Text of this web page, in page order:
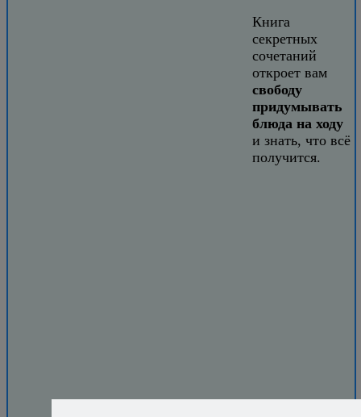
Книга
секретных
сочетаний
откроет вам
свободу
придумывать
блюда на ходу
и знать, что всё
получится.